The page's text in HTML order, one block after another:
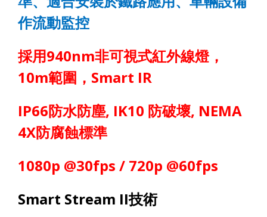
作流動監控
採用940nm非可視式紅外線燈，
10m範圍， Smart IR
IP66防水防塵, IK10 防破壞, NEMA
4X防腐蝕標準
1080p @30fps / 720p @60fps
Smart Stream II技術